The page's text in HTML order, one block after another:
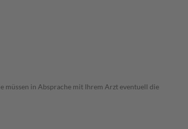
müssen in Absprache mit Ihrem Arzt eventuell die